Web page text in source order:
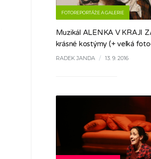
FOTOREPORTÁŽE A GALERIE
Muzikál ALENKA V KRAJI
krásné kostýmy (+ velká
RADEK JANDA / 13. 9. 2016